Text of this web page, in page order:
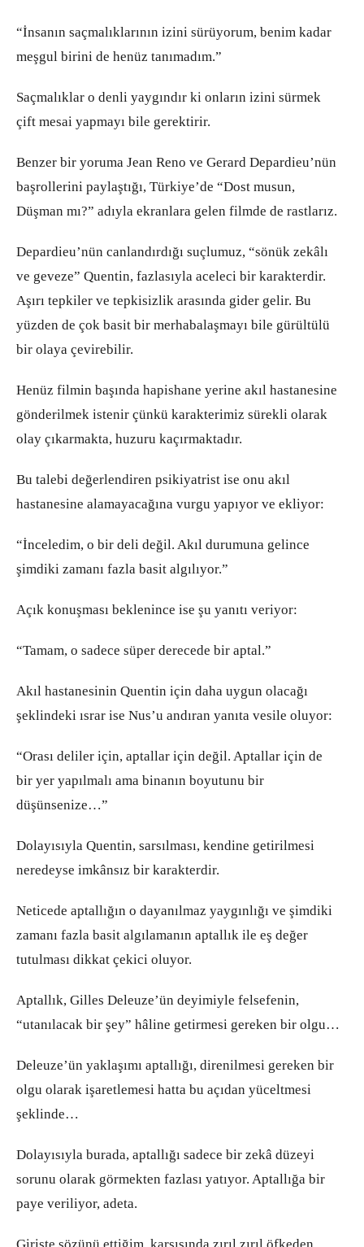
“İnsanın saçmalıklarının izini sürüyorum, benim kadar
meşgul birini de henüz tanımadım.”
Saçmalıklar o denli yaygındır ki onların izini sürmek
çift mesai yapmayı bile gerektirir.
Benzer bir yoruma Jean Reno ve Gerard Depardieu’nün
başrollerini paylaştığı, Türkiye’de “Dost musun,
Düşman mı?” adıyla ekranlara gelen filmde de rastlarız.
Depardieu’nün canlandırdığı suçlumuz, “sönük zekâlı
ve geveze” Quentin, fazlasıyla aceleci bir karakterdir.
Aşırı tepkiler ve tepkisizlik arasında gider gelir. Bu
yüzden de çok basit bir merhabalaşmayı bile gürültülü
bir olaya çevirebilir.
Henüz filmin başında hapishane yerine akıl hastanesine
gönderilmek istenir çünkü karakterimiz sürekli olarak
olay çıkarmakta, huzuru kaçırmaktadır.
Bu talebi değerlendiren psikiyatrist ise onu akıl
hastanesine alamayacağına vurgu yapıyor ve ekliyor:
“İnceledim, o bir deli değil. Akıl durumuna gelince
şimdiki zamanı fazla basit algılıyor.”
Açık konuşması beklenince ise şu yanıtı veriyor:
“Tamam, o sadece süper derecede bir aptal.”
Akıl hastanesinin Quentin için daha uygun olacağı
şeklindeki ısrar ise Nus’u andıran yanıta vesile oluyor:
“Orası deliler için, aptallar için değil. Aptallar için de
bir yer yapılmalı ama binanın boyutunu bir
düşünsenize…”
Dolayısıyla Quentin, sarsılması, kendine getirilmesi
neredeyse imkânsız bir karakterdir.
Neticede aptallığın o dayanılmaz yaygınlığı ve şimdiki
zamanı fazla basit algılamanın aptallık ile eş değer
tutulması dikkat çekici oluyor.
Aptallık, Gilles Deleuze’ün deyimiyle felsefenin,
“utanılacak bir şey” hâline getirmesi gereken bir olgu…
Deleuze’ün yaklaşımı aptallığı, direnilmesi gereken bir
olgu olarak işaretlemesi hatta bu açıdan yüceltmesi
şeklinde…
Dolayısıyla burada, aptallığı sadece bir zekâ düzeyi
sorunu olarak görmekten fazlası yatıyor. Aptallığa bir
paye veriliyor, adeta.